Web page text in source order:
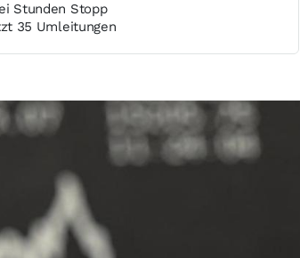
Stunden Stopp
35 Umleitungen